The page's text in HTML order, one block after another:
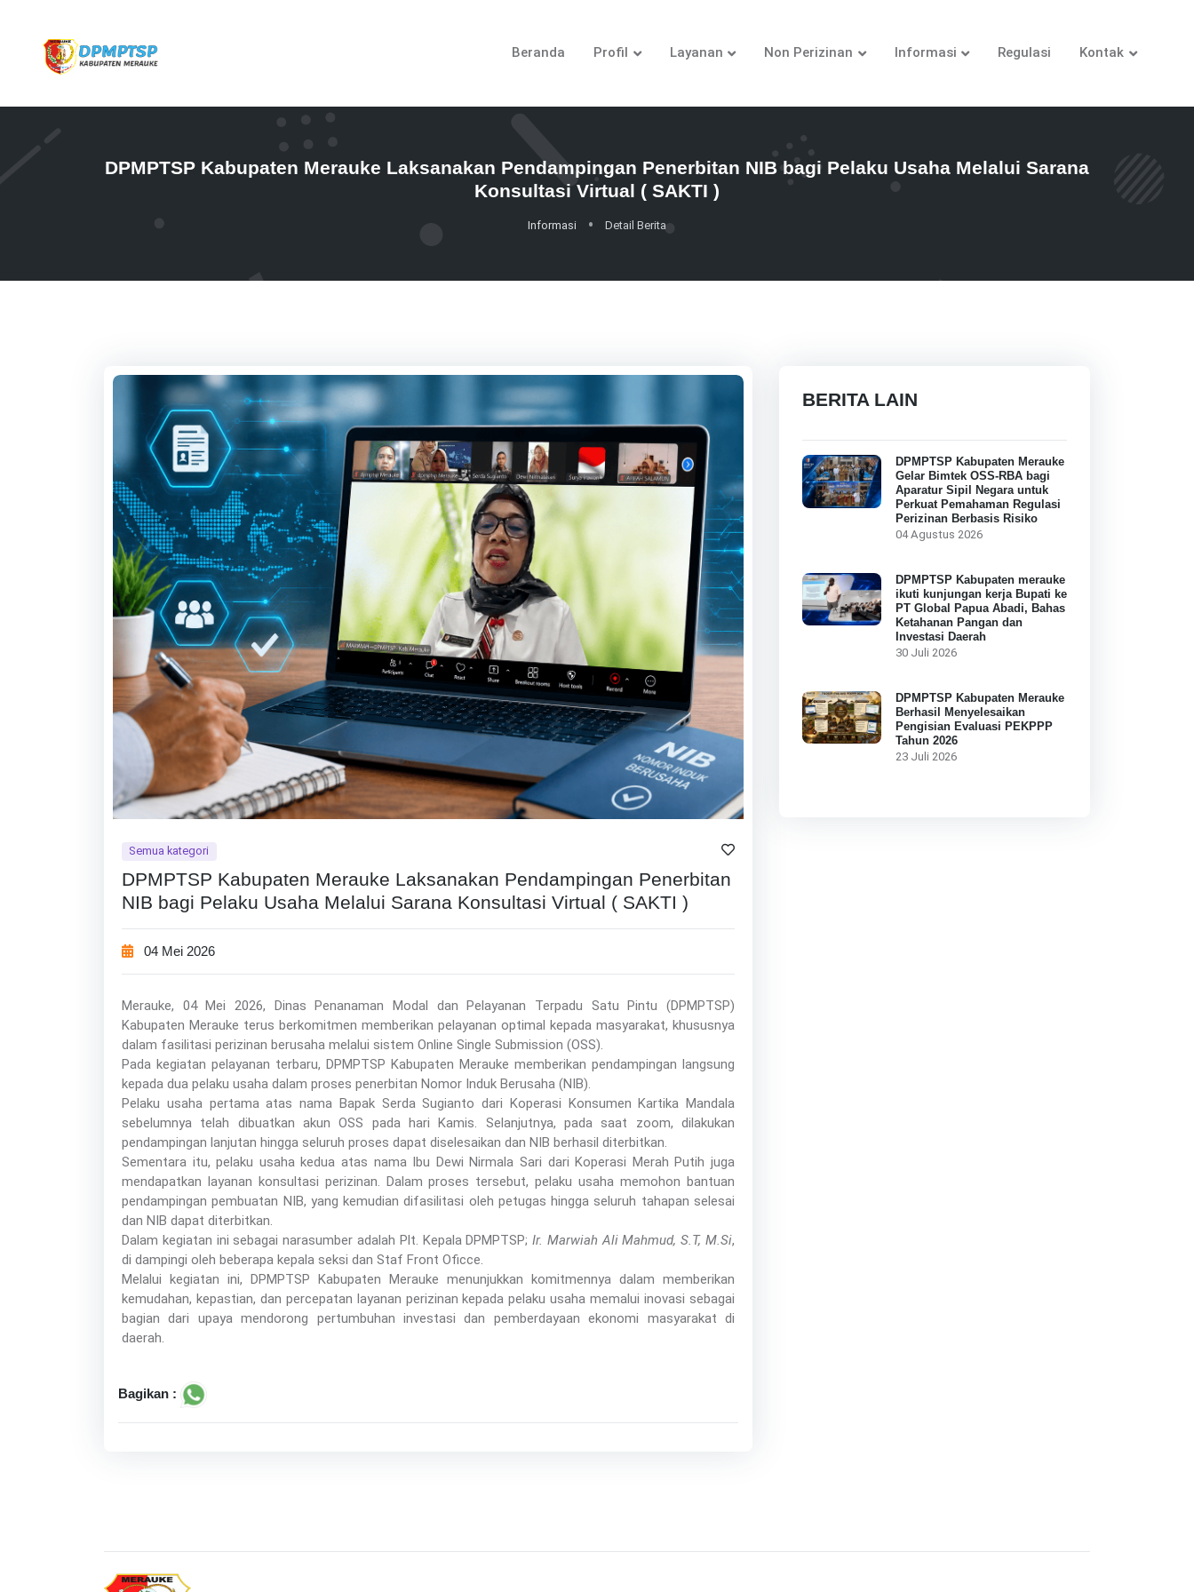
Beranda Profil Layanan Non Perizinan Informasi Regulasi Kontak
DPMPTSP Kabupaten Merauke Laksanakan Pendampingan Penerbitan NIB bagi Pelaku Usaha Melalui Sarana
Konsultasi Virtual ( SAKTI )
Informasi Detail Berita
Semua kategori
DPMPTSP Kabupaten Merauke Laksanakan Pendampingan Penerbitan
NIB bagi Pelaku Usaha Melalui Sarana Konsultasi Virtual ( SAKTI )
04 Mei 2026
Merauke, 04 Mei 2026, Dinas Penanaman Modal dan Pelayanan Terpadu Satu Pintu (DPMPTSP)
Kabupaten Merauke terus berkomitmen memberikan pelayanan optimal kepada masyarakat, khususnya
dalam fasilitasi perizinan berusaha melalui sistem Online Single Submission (OSS).
Pada kegiatan pelayanan terbaru, DPMPTSP Kabupaten Merauke memberikan pendampingan langsung
kepada dua pelaku usaha dalam proses penerbitan Nomor Induk Berusaha (NIB).
Pelaku usaha pertama atas nama Bapak Serda Sugianto dari Koperasi Konsumen Kartika Mandala
sebelumnya telah dibuatkan akun OSS pada hari Kamis. Selanjutnya, pada saat zoom, dilakukan
pendampingan lanjutan hingga seluruh proses dapat diselesaikan dan NIB berhasil diterbitkan.
Sementara itu, pelaku usaha kedua atas nama Ibu Dewi Nirmala Sari dari Koperasi Merah Putih juga
mendapatkan layanan konsultasi perizinan. Dalam proses tersebut, pelaku usaha memohon bantuan
pendampingan pembuatan NIB, yang kemudian difasilitasi oleh petugas hingga seluruh tahapan selesai
dan NIB dapat diterbitkan.
Dalam kegiatan ini sebagai narasumber adalah Plt. Kepala DPMPTSP; Ir. Marwiah Ali Mahmud, S.T, M.Si,
di dampingi oleh beberapa kepala seksi dan Staf Front Oficce.
Melalui kegiatan ini, DPMPTSP Kabupaten Merauke menunjukkan komitmennya dalam memberikan
kemudahan, kepastian, dan percepatan layanan perizinan kepada pelaku usaha memalui inovasi sebagai
bagian dari upaya mendorong pertumbuhan investasi dan pemberdayaan ekonomi masyarakat di
daerah.
Bagikan :
BERITA LAIN
DPMPTSP Kabupaten Merauke
Gelar Bimtek OSS-RBA bagi
Aparatur Sipil Negara untuk
Perkuat Pemahaman Regulasi
Perizinan Berbasis Risiko
04 Agustus 2026
DPMPTSP Kabupaten merauke
ikuti kunjungan kerja Bupati ke
PT Global Papua Abadi, Bahas
Ketahanan Pangan dan
Investasi Daerah
30 Juli 2026
DPMPTSP Kabupaten Merauke
Berhasil Menyelesaikan
Pengisian Evaluasi PEKPPP
Tahun 2026
23 Juli 2026